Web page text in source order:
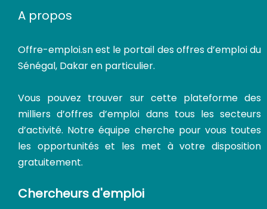
A propos
Offre-emploi.snest le portail des offres d’emploi du
Sénégal, Dakar en particulier.
Vous pouvez trouver sur cette plateforme des
milliers d’offres d’emploi dans tous les secteurs
d’activité. Notre équipe cherche pour vous toutes
les opportunités et les met à votre disposition
gratuitement.
Chercheurs d'emploi